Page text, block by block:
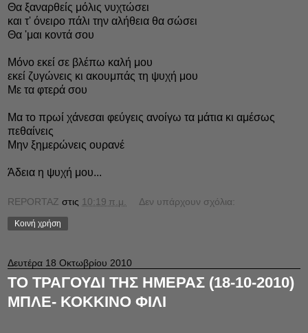
Θα ξαναρθείς μόλις νυχτώσει
και τ' όνειρο πάλι την αλήθεια θα σώσει
Θα 'μαι κοντά σου
Μόνο εκεί σε βλέπω καλή μου
εκεί ζυγώνεις κι ακουμπάς τη ψυχή μου
Με τα φτερά σου
Μα το πρωί χάνεσαι φεύγεις ανοίγω τα μάτια κι αμέσως
πεθαίνεις
Μην ξημερώνεις ουρανέ
Άδεια η ψυχή μου...
REPORTAZ στις 10:19 π.μ. Δεν υπάρχουν σχόλια:
Κοινή χρήση
Δευτέρα 18 Οκτωβρίου 2010
ΤΟ ΤΡΑΓΟΥΔΙ ΤΗΣ ΗΜΕΡΑΣ (18-10-2010)
ΜΠΛΕ- ΚΟΚΚΙΝΟ ΦΙΛΙ